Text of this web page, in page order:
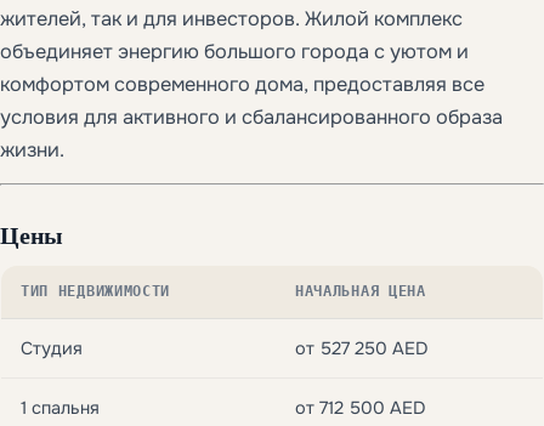
жителей, так и для инвесторов. Жилой комплекс
объединяет энергию большого города с уютом и
комфортом современного дома, предоставляя все
условия для активного и сбалансированного образа
жизни.
Цены
ТИП НЕДВИЖИМОСТИ НАЧАЛЬНАЯ ЦЕНА
Студия от 527 250 AED
1 спальня от 712 500 AED